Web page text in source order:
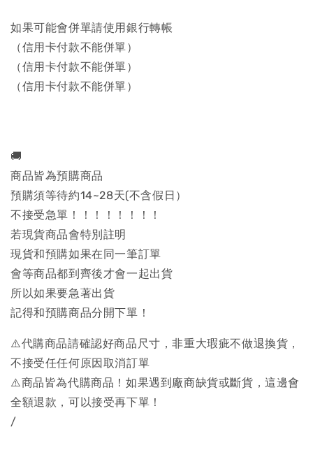
如果可能會併單請使用銀行轉帳
（信用卡付款不能併單）
（信用卡付款不能併單）
（信用卡付款不能併單）
🚚
商品皆為預購商品
預購須等待約14~28天(不含假日）
不接受急單！！！！！！！！
若現貨商品會特別註明
現貨和預購如果在同一筆訂單
會等商品都到齊後才會一起出貨
所以如果要急著出貨
記得和預購商品分開下單！
⚠️代購商品請確認好商品尺寸，非重大瑕疵不做退換貨，
不接受任任何原因取消訂單
⚠️商品皆為代購商品！如果遇到廠商缺貨或斷貨，這邊會
全額退款，可以接受再下單！
/